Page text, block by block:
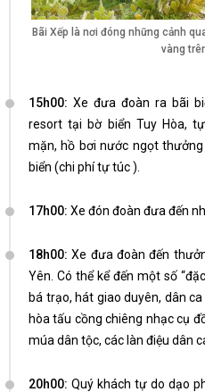
Bãi Xếp là nơi đóng những cảnh
vàng
15h00: Xe đưa đoàn ra bãi
resort tại bờ biển Tuy Hòa,
mặn, hồ bơi nước ngọt
biển (chi phí tự túc ).
17h00: Xe đón đoàn đưa đến
18h00:Xe đưa đoàn đến
Yên. Có thể kể đến một số
bá trạo, hát giao duyên, dân
hòa tấu cồng chiêng nhạc cụ
múa dân tộc, các làn điệu dân
20h00: Quý khách tự do dạo